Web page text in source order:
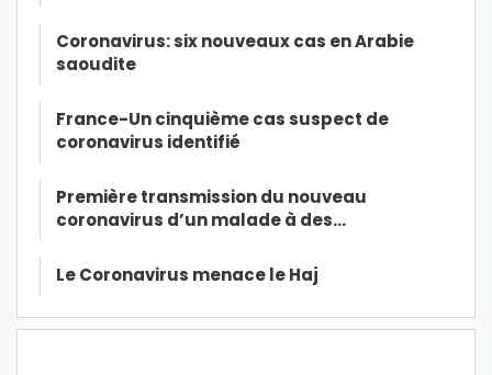
Coronavirus: six nouveaux cas en Arabie
saoudite
France-Un cinquième cas suspect de
coronavirus identifié
Première transmission du nouveau
coronavirus d’un malade à des…
Le Coronavirus menace le Haj